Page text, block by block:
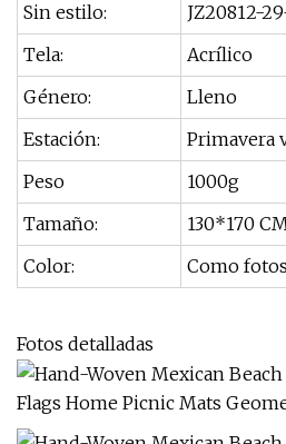
Sin estilo:
JZ20812-
Tela:
Acrílico
Género:
Lleno
Estación:
Primavera
Peso
1000g
Tamaño:
130*170
Color:
Como fotos
Fotos detalladas